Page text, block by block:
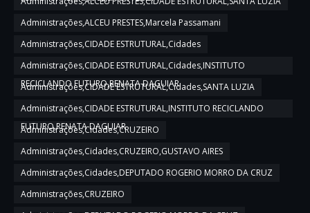
Administrações,ALCEU PRESTES,Marcela Passamani
Administrações,CIDADE ESTRUTURAL,Cidades
Administrações,CIDADE ESTRUTURAL,Cidades,INSTITUTO
RECICLANDO FUTURO,RENATA DAGUIAR
Administrações,CIDADE ESTRUTURAL,Cidades,SANTA LUZIA
Administrações,CIDADE ESTRUTURAL,INSTITUTO RECICLANDO
FUTURO,RENATA DAGUIAR
Administrações,Cidades,CRUZEIRO
Administrações,Cidades,CRUZEIRO,GUSTAVO AIRES
Administrações,Cidades,DEPUTADO ROGERIO MORRO DA CRUZ
Administrações,CRUZEIRO